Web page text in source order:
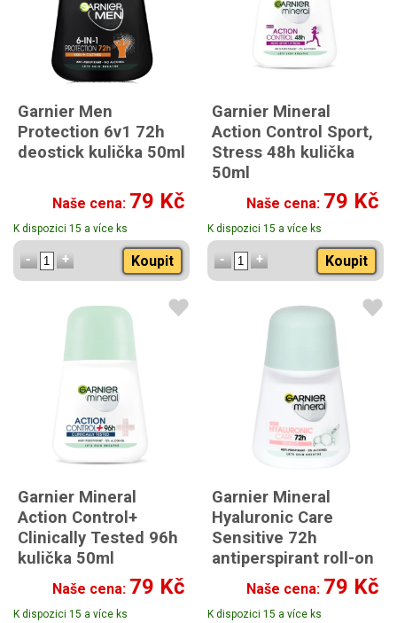
Garnier Men
Protection 6v1 72h
deostick kulička 50ml
Naše cena: 79 Kč
K dispozici 15 a více ks
Koupit
Garnier Mineral
Action Control Sport,
Stress 48h kulička
50ml
Naše cena: 79 Kč
K dispozici 15 a více ks
Koupit
Garnier Mineral
Action Control+
Clinically Tested 96h
kulička 50ml
Naše cena: 79 Kč
K dispozici 15 a více ks
Garnier Mineral
Hyaluronic Care
Sensitive 72h
antiperspirant roll-on
50ml
Naše cena: 79 Kč
K dispozici 15 a více ks